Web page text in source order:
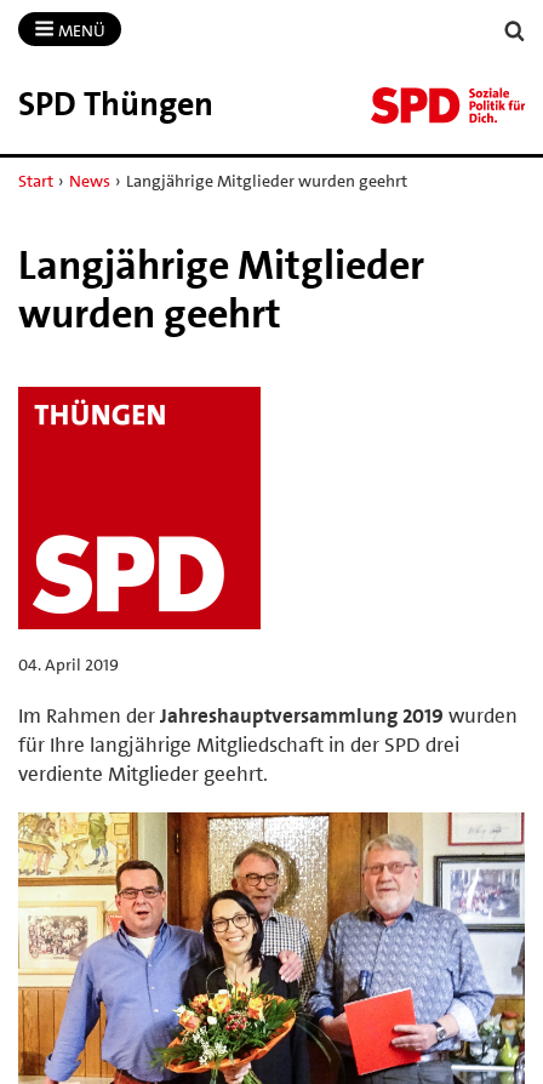
MENÜ
SPD Thüngen
Start › News › Langjährige Mitglieder wurden geehrt
Langjährige Mitglieder
wurden geehrt
04. April 2019
Im Rahmen derJahreshauptversammlung 2019 wurden
für Ihre langjährige Mitgliedschaft in der SPD drei
verdiente Mitglieder geehrt.